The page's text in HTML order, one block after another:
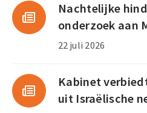
Nachtelijke
onderzoek aan
22 juli 2026
Kabinet
uit Israëlische